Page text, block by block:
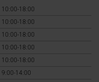
10:00-18:00
10:00-18:00
10:00-18:00
10:00-18:00
10:00-18:00
9:00-14:00